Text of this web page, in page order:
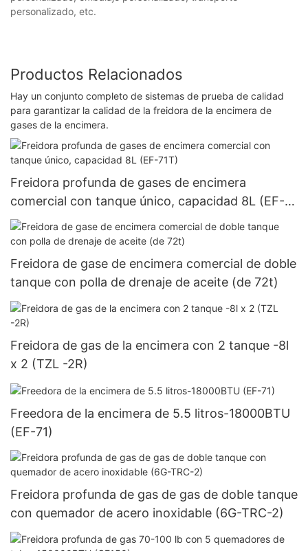
personalizado, etc.
Productos Relacionados
Hay un conjunto completo de sistemas de prueba de calidad
para garantizar la calidad de la freidora de la encimera de
gases de la encimera.
Freidora profunda de gases de encimera
comercial con tanque único, capacidad 8L (EF-
71T)
Freidora de gase de encimera comercial de doble
tanque con polla de drenaje de aceite (de 72t)
Freidora de gas de la encimera con 2 tanque -8l
x 2 (TZL -2R)
Freedora de la encimera de 5.5 litros-18000BTU
(EF-71)
Freidora profunda de gas de gas de doble tanque
con quemador de acero inoxidable (6G-TRC-2)